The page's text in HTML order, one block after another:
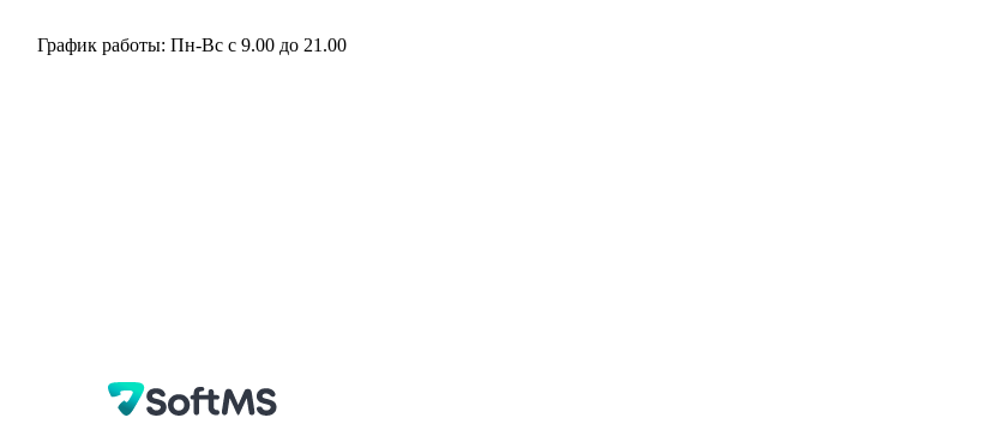
График работы: Пн-Вс с 9.00 до 21.00